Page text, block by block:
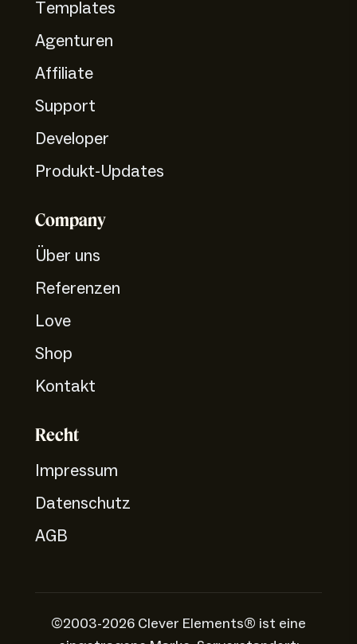
Templates
Agenturen
Affiliate
Support
Developer
Produkt-Updates
Company
Über uns
Referenzen
Love
Shop
Kontakt
Recht
Impressum
Datenschutz
AGB
©2003-2026 Clever Elements® ist eine